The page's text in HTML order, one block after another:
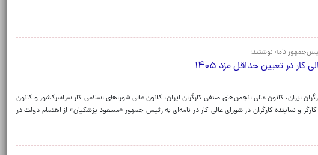
نامه نوشتند؛
در تعیین حداقل مزد ۱۴۰۵
ایران، کانون عالی انجمن‌های صنفی کارگران ایران، کانون عالی شوراهای اسلامی کار سراسرکشور و کانون
و نماینده کارگران در شورای عالی کار در نامه‌ای به رئیس جمهور «مسعود پزشکیان» از اهتمام دولت در